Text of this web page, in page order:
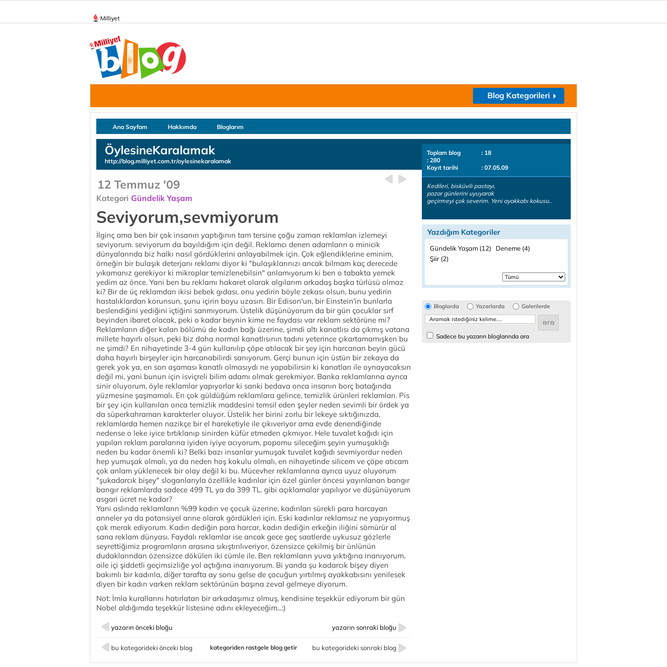
Milliyet
Blog Kategorileri
Ana Sayfam Hakkımda Bloglarım
ÖylesineKaralamak
http://blog.milliyet.com.tr/oylesinekaralamak
12 Temmuz '09
Kategori Gündelik Yaşam
Seviyorum,sevmiyorum
İlginç ama ben bir çok insanın yaptığının tam tersine çoğu zaman reklamları izlemeyi
seviyorum. seviyorum da bayıldığım için değil. Reklamcı denen adamların o minicik
dünyalarında biz halkı nasıl gördüklerini anlayabilmek için. Çok eğlendiklerine eminim,
örneğin bir bulaşık deterjanı reklamı diyor ki "bulaşıklarınızı ancak bilmam kaç derecede
yıkamanız gerekiyor ki mikroplar temizlenebilsin" anlamıyorum ki ben o tabakta yemek
yedim az önce. Yani ben bu reklamı hakaret olarak algılarım arkadaş başka türlüsü olmaz
ki? Bir de üç reklamdan ikisi bebek gıdası, onu yedirin böyle zekası olsun, bunu yedirin
hastalıklardan korunsun, şunu içirin boyu uzasın. Bir Edison'un, bir Einstein'in bunlarla
beslendiğini yediğini içtiğini sanmıyorum. Üstelik düşünüyorum da bir gün çocuklar sırf
beyinden ibaret olacak, peki o kadar beynin kime ne faydası var reklam sektörüne mi?
Reklamların diğer kalan bölümü de kadın bağı üzerine, şimdi altı kanatlısı da çıkmış vatana
millete hayırlı olsun, peki biz daha normal kanatlısının tadını yeterince çıkartamamışken bu
ne şimdi? En nihayetinde 3-4 gün kullanılıp çöpe atılacak bir şey için harcanan beyin gücü
daha hayırlı birşeyler için harcanabilirdi sanıyorum. Gerçi bunun için üstün bir zekaya da
gerek yok ya, en son aşaması kanatlı olmasıydı ne yapabilirsin ki kanatları ile oynayacaksın
değil mi, yani bunun için isviçreli bilim adamı olmak gerekmiyor. Banka reklamlarına ayrıca
sinir oluyorum, öyle reklamlar yapıyorlar ki sanki bedava onca insanın borç batağında
yüzmesine şaşmamalı. En çok güldüğüm reklamlara gelince, temizlik ürünleri reklamları. Pis
bir şey için kullanılan onca temizlik maddesini temsil eden şeyler neden sevimli bir ördek ya
da süperkahraman karakterler oluyor. Üstelik her birini zorlu bir lekeye sıktığınızda,
reklamlarda hemen nazikçe bir el hareketiyle ile çıkıveriyor ama evde denendiğinde
nedense o leke iyice tırtıklanıp sinirden küfür etmeden çıkmıyor. Hele tuvalet kağıdı için
yapılan reklam paralarına iyiden iyiye acıyorum, popomu sileceğim şeyin yumuşaklığı
neden bu kadar önemli ki? Belki bazı insanlar yumuşak tuvalet kağıdı sevmiyordur neden
hep yumuşak olmalı, ya da neden hoş kokulu olmalı, en nihayetinde silicem ve çöpe atıcam
çok anlam yüklenecek bir olay değil ki bu. Mücevher reklamlarına ayrıca uyuz oluyorum
"şukadarcık bişey" sloganlarıyla özellikle kadınlar için özel günler öncesi yayınlanan bangır
bangır reklamlarda sadece 499 TL ya da 399 TL. gibi açıklamalar yapılıyor ve düşünüyorum
asgari ücret ne kadar?
Yani aslında reklamların %99 kadın ve çocuk üzerine, kadınları sürekli para harcayan
anneler ya da potansiyel anne olarak gördükleri için. Eski kadınlar reklamsız ne yapıyormuş
çok merak ediyorum. Kadın dediğin para harcar, kadın dediğin erkeğin iliğini sömürür al
sana reklam dünyası. Faydalı reklamlar ise ancak gece geç saatlerde uykusuz gözlerle
seyrettiğimiz programların arasına sıkıştırılıveriyor, özensizce çekilmiş bir ünlünün
dudaklarından özensizce dökülen iki cümle ile. Ben reklamların yuva yıktığına inanıyorum,
aile içi şiddetli geçimsizliğe yol açtığına inanıyorum. Bi yanda şu kadarcık bişey diyen
bakımlı bir kadınla, diğer tarafta ay sonu gelse de çocuğun yırtılmış ayakkabısını yenilesek
diyen bir kadın varken reklam sektörünün başına zeval gelmeye diyorum.
Not: İmla kurallarını hatırlatan bir arkadaşımız olmuş, kendisine teşekkür ediyorum bir gün
Nobel aldığımda teşekkür listesine adını ekleyeceğim...:)
yazarın önceki bloğu yazarın sonraki bloğu
bu kategorideki önceki blog bu kategorideki sonraki blog
kategoriden rastgele blog getir
Toplam blog
: 18
: 280
Kayıt tarihi
: 07.05.09
Kedileri, bisküvili pastayı,
pazar günlerini uyuyarak
geçirmeyi çok severim. Yeni ayakkabı kokusu..
Yazdığım Kategoriler
Gündelik Yaşam (12)
Deneme (4)
Şiir (2)
Bloglarda Yazarlarda Galerilerde
Sadece bu yazarın bloglarında ara